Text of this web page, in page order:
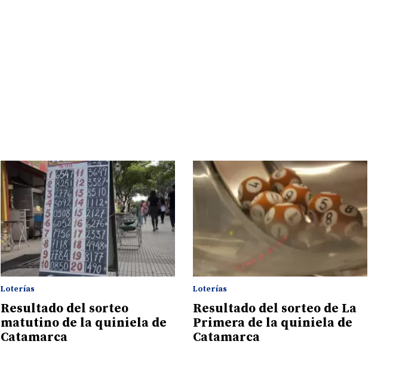
Loterías
Resultado del sorteo
matutino de la quiniela de
Catamarca
Loterías
Resultado del sorteo de La
Primera de la quiniela de
Catamarca